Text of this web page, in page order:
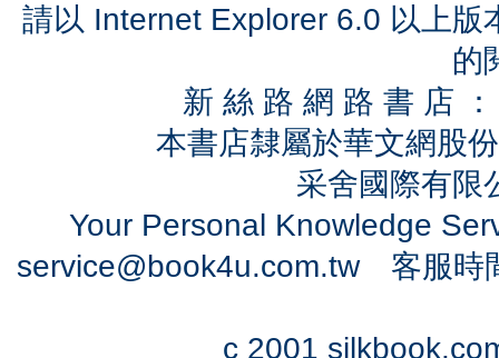
請以 Internet Explorer 6.0 以上
的
新 絲 路 網 路 書 店
本書店隸屬於華文網股
采舍國際有
Your Personal Knowledge
service@book4u.com.tw客服時
c 2001